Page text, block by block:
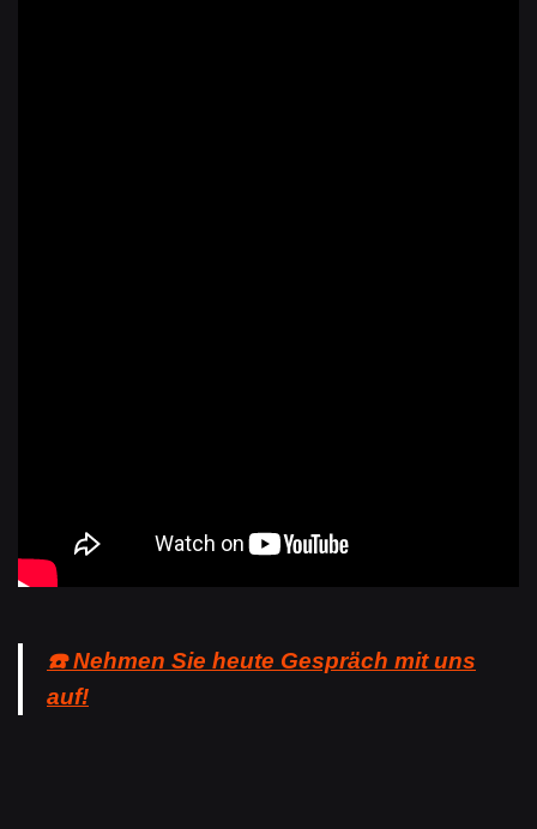
☎️ Nehmen Sie heute Gespräch mit uns
auf!